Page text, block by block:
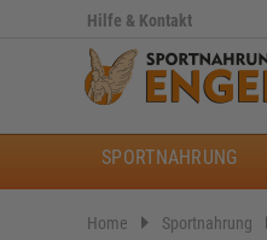
Hilfe & Kontakt
SPORTNAHRUNG
Home Sportnahrung